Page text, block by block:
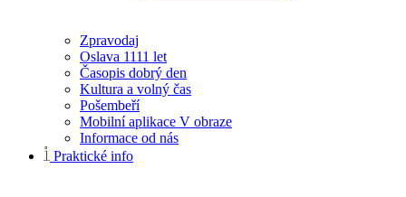
Zpravodaj
Oslava 1111 let
Časopis dobrý den
Kultura a volný čas
Pošembeří
Mobilní aplikace V obraze
Informace od nás
Praktické info